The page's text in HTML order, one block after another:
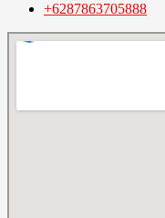
+6287863705888